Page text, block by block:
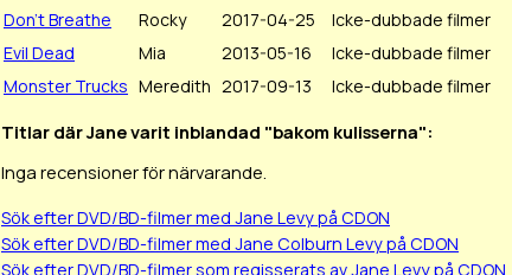
Don't Breathe
Rocky 2017-04-25
Icke-dubbade filmer
Evil Dead
Mia 2013-05-16
Icke-dubbade filmer
Monster Trucks Meredith 2017-09-13 Icke-dubbade filmer
Titlar där Jane varit inblandad "bakom kulisserna":
Inga recensioner för närvarande.
Sök efter DVD/BD-filmer med Jane Levy på CDON
Sök efter DVD/BD-filmer med Jane Colburn Levy på CDON
Sök efter DVD/BD-filmer som regisserats av Jane Levy på CDON